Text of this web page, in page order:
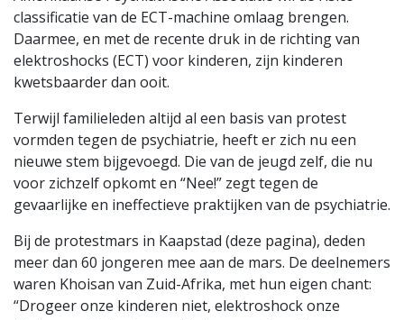
classificatie van de ECT-machine omlaag brengen.
Daarmee, en met de recente druk in de richting van
elektroshocks (ECT) voor kinderen, zijn kinderen
kwetsbaarder dan ooit.
Terwijl familieleden altijd al een basis van protest
vormden tegen de psychiatrie, heeft er zich nu een
nieuwe stem bijgevoegd. Die van de jeugd zelf, die nu
voor zichzelf opkomt en “Nee!” zegt tegen de
gevaarlijke en ineffectieve praktijken van de psychiatrie.
Bij de protestmars in Kaapstad (deze pagina), deden
meer dan 60 jongeren mee aan de mars. De deelnemers
waren Khoisan van Zuid-Afrika, met hun eigen chant:
“Drogeer onze kinderen niet, elektroshock onze